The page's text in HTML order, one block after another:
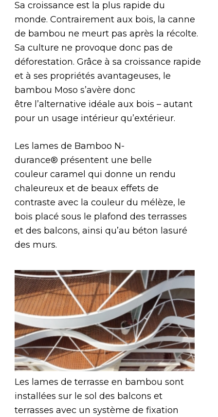
Sa croissance est la plus rapide du
monde. Contrairement aux bois, la canne
de bambou ne meurt pas après la récolte.
Sa culture ne provoque donc pas de
déforestation. Grâce à sa croissance rapide
et à ses propriétés avantageuses, le
bambou Moso s’avère donc
être l’alternative idéale aux bois – autant
pour un usage intérieur qu’extérieur.
Les lames de Bamboo N-
durance® présentent une belle
couleur caramel qui donne un rendu
chaleureux et de beaux effets de
contraste avec la couleur du mélèze, le
bois placé sous le plafond des terrasses
et des balcons, ainsi qu’au béton lasuré
des murs.
Les lames de terrasse en bambou sont
installées sur le sol des balcons et
terrasses avec un système de fixation